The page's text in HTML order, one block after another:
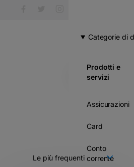
MENU
Categorie di
Prodotti e
servizi
Assicurazioni
Card
Conto
corrente